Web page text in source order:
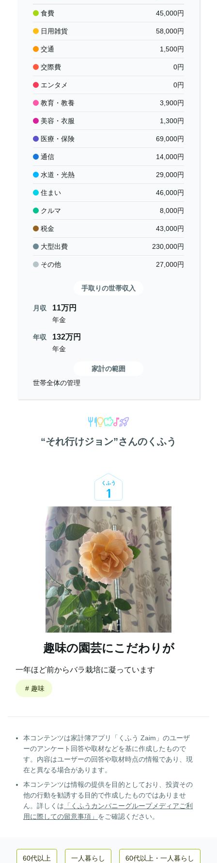
食費 45,000円
日用雑貨 58,000円
交通 1,500円
交際費 0円
エンタメ 0円
教育・教養 3,900円
美容・衣服 1,300円
医療・保険 69,000円
通信 14,000円
水道・光熱 29,000円
住まい 46,000円
クルマ 8,000円
税金 43,000円
大型出費 230,000円
その他 27,000円
手取りの世帯収入
月収 11万円
年金
年収 132万円
年金
家計の範囲
世帯全体の管理
“それ行けジョン”さんのくふう
くふう
1
趣味の園芸にこだわりが
一年ほど前からバラ栽培に凝っています
# 趣味
本コンテンツは家計簿アプリ「くふう Zaim」のユーザ
ーのアンケート回答や取材などを基に作成したもので
す。内容はユーザーの回答や取材時点の情報であり、現
在と異なる場合があります。
本コンテンツは情報の提供を目的としており、投資その
他の行動を勧誘する目的で作成したものではありませ
ん。詳しくは 「くふうカンパニーグループメディアご利
用に際しての留意事項」 をご確認ください。
60代以上 一人暮らし 60代以上 ・ 一人暮らし